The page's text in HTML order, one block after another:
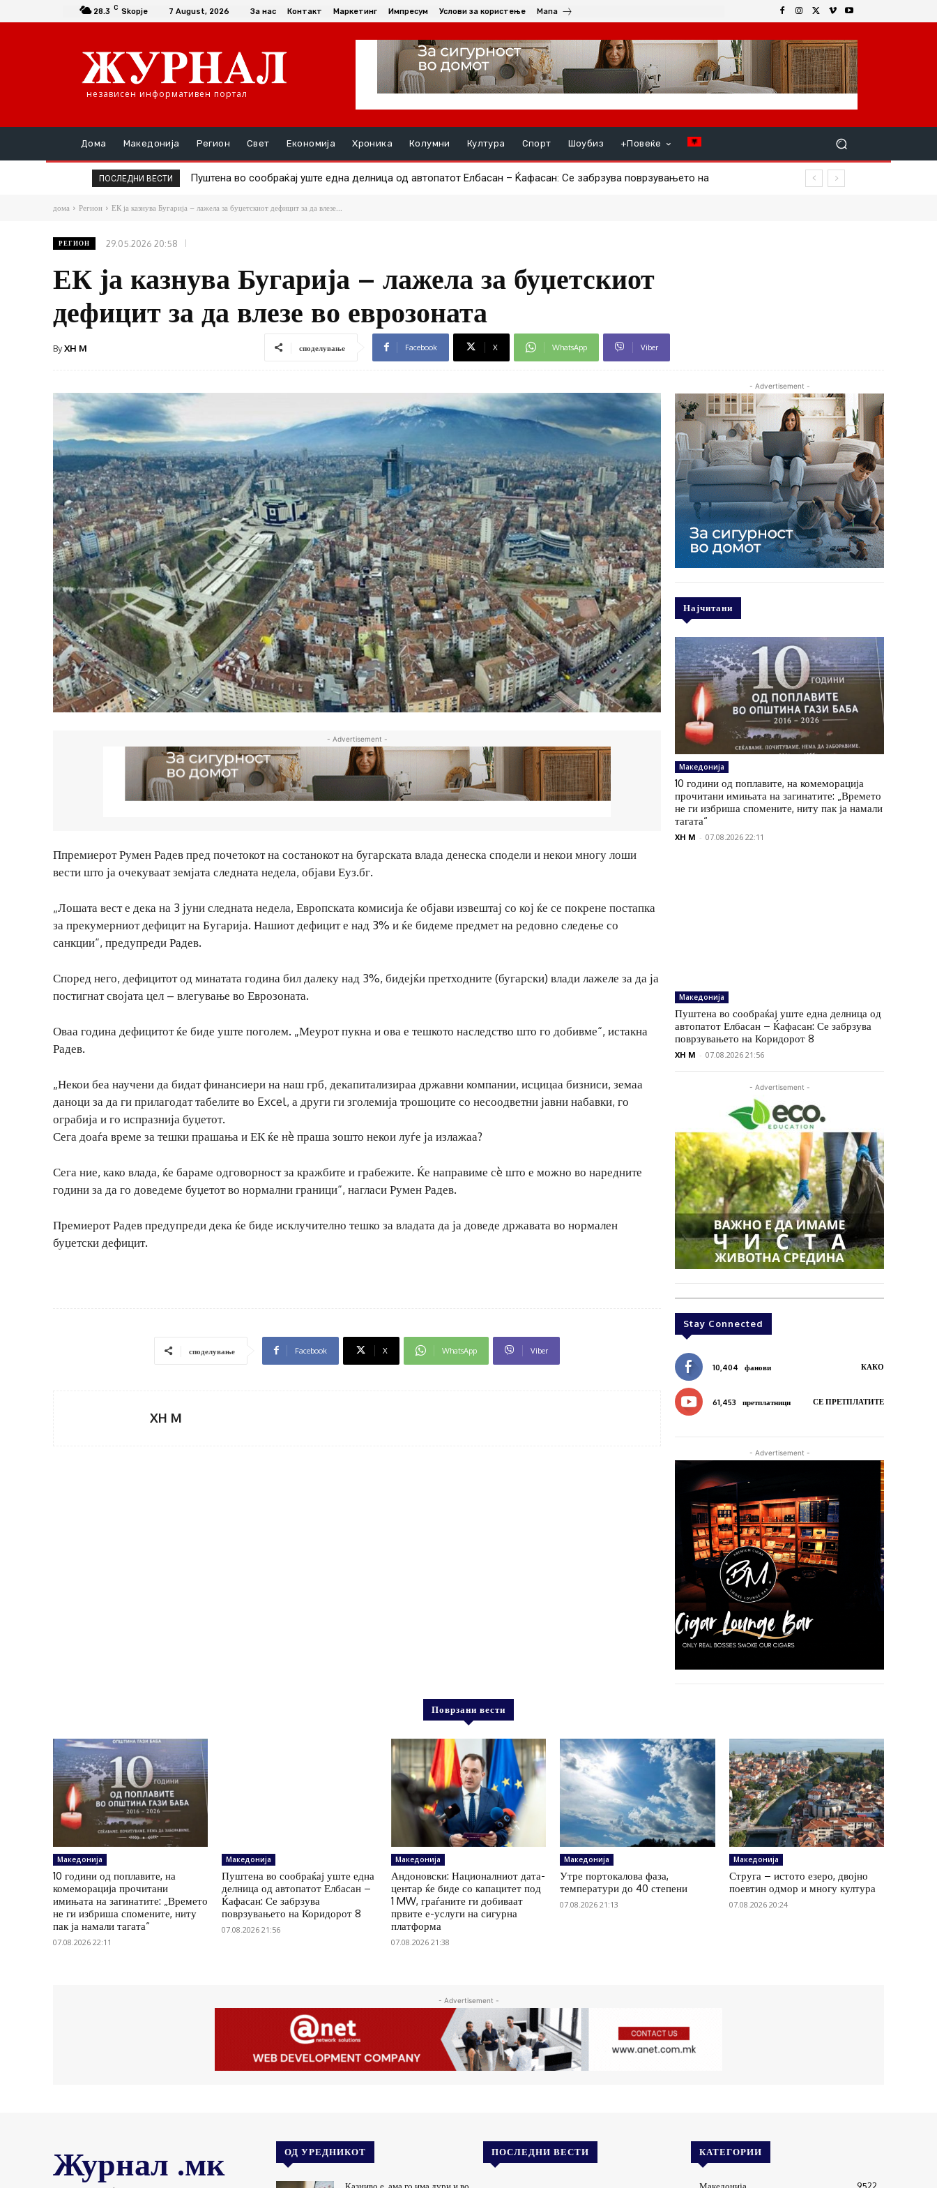
28.3 C Skopje 7 August, 2026 За нас Контакт Маркетинг Импресум Услови за користење Мапа
независен информативен портал
Дома Македонија Регион Свет Економија Хроника Колумни Култура Спорт Шоубиз +Повеќе
ПОСЛЕДНИ ВЕСТИ
Пуштена во сообраќај уште една делница од автопатот Елбасан – Ќафасан: Се забрзува поврзувањето на
Андоновски: Националниот дата-центар ќе биде со капацитет под 1 MW, граѓаните ги добиваат првите е-услуги на
дома Регион ЕК ја казнува Бугарија – лажела за буџетскиот дефицит за да влезе...
РЕГИОН 29.05.2026 20:58
ЕК ја казнува Бугарија – лажела за буџетскиот
дефицит за да влезе во еврозоната
ByXH M споделување Facebook X WhatsApp Viber
- Advertisement -
Ппремиерот Румен Радев пред почетокот на состанокот на бугарската влада денеска сподели и некои многу лоши
вести што ја очекуваат земјата следната недела, објави Еуз.бг.
„Лошата вест е дека на 3 јуни следната недела, Европската комисија ќе објави извештај со кој ќе се покрене постапка
за прекумерниот дефицит на Бугарија. Нашиот дефицит е над 3% и ќе бидеме предмет на редовно следење со
санкции“, предупреди Радев.
Според него, дефицитот од минатата година бил далеку над 3%, бидејќи претходните (бугарски) влади лажеле за да ја
постигнат својата цел – влегување во Еврозоната.
Оваа година дефицитот ќе биде уште поголем. „Меурот пукна и ова е тешкото наследство што го добивме“, истакна
Радев.
„Некои беа научени да бидат финансиери на наш грб, декапитализираа државни компании, исцицаа бизниси, земаа
даноци за да ги прилагодат табелите во Excel, а други ги зголемија трошоците со несоодветни јавни набавки, го
ограбија и го испразнија буџетот.
Сега доаѓа време за тешки прашања и ЕК ќе нè праша зошто некои луѓе ја излажаа?
Сега ние, како влада, ќе бараме одговорност за кражбите и грабежите. Ќе направиме сè што е можно во наредните
години за да го доведеме буџетот во нормални граници“, нагласи Румен Радев.
Премиерот Радев предупреди дека ќе биде исклучително тешко за владата да ја доведе државата во нормален
буџетски дефицит.
споделување Facebook X WhatsApp Viber
XH M
- Advertisement -
Најчитани
Македонија
10 години од поплавите, на комеморација
прочитани имињата на загинатите: „Времето
не ги избриша спомените, ниту пак ја намали
тагата“
XH M - 07.08.2026 22:11
Македонија
Пуштена во сообраќај уште една делница од
автопатот Елбасан – Ќафасан: Се забрзува
поврзувањето на Коридорот 8
XH M - 07.08.2026 21:56
- Advertisement -
Stay Connected
10,404 фанови КАКО
61,453 претплатници СЕ ПРЕТПЛАТИТЕ
- Advertisement -
Поврзани вести
Македонија
10 години од поплавите, на
комеморација прочитани
имињата на загинатите: „Времето
не ги избриша спомените, ниту
пак ја намали тагата“
07.08.2026 22:11
Македонија
Пуштена во сообраќај уште една
делница од автопатот Елбасан –
Ќафасан: Се забрзува
поврзувањето на Коридорот 8
07.08.2026 21:56
Македонија
Андоновски: Националниот дата-
центар ќе биде со капацитет под
1 MW, граѓаните ги добиваат
првите е-услуги на сигурна
платформа
07.08.2026 21:38
Македонија
Утре портокалова фаза,
температури до 40 степени
07.08.2026 21:13
Македонија
Струга – истото езеро, двојно
поевтин одмор и многу култура
07.08.2026 20:24
- Advertisement -
Журнал .мк ОД УРЕДНИКОТ ПОСЛЕДНИ ВЕСТИ КАТЕГОРИИ